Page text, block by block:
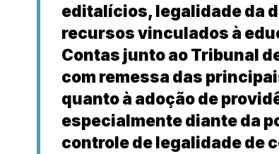
editalícios, legalidade da
recursos vinculados à
Contas junto ao Tribunal
com remessa das
quanto à adoção de
especialmente diante da
controle de legalidade de